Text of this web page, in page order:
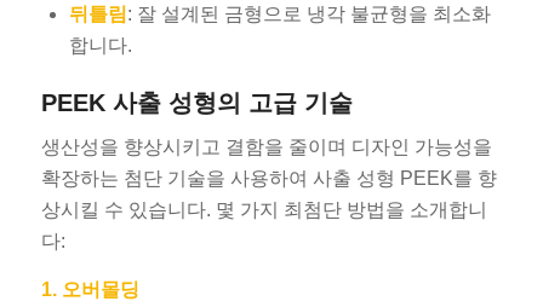
뒤틀림: 잘 설계된 금형으로 냉각 불균형을 최소화
합니다.
PEEK 사출 성형의 고급 기술
생산성을 향상시키고 결함을 줄이며 디자인 가능성을
확장하는 첨단 기술을 사용하여 사출 성형 PEEK를 향
상시킬 수 있습니다. 몇 가지 최첨단 방법을 소개합니
다:
1. 오버몰딩